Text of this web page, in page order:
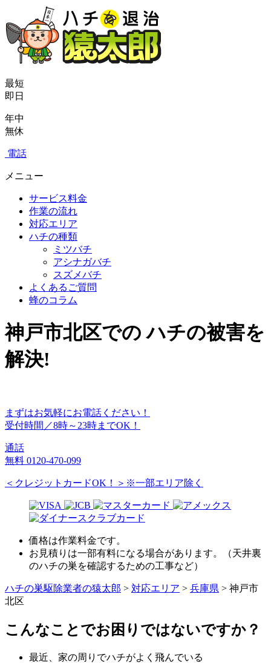
最短
即日
年中
無休
電話
メニュー
サービス料金
作業の流れ
対応エリア
ハチの種類
ミツバチ
アシナガバチ
スズメバチ
よくあるご質問
蜂のコラム
神戸市北区での ハチの被害を
解決!
まずはお気軽にお電話ください！
受付時間／8時～23時までOK！
通話
無料 0120-470-099
＜クレジットカードOK！＞※一部エリア除く
価格は作業料金です。
お見積りは一部有料になる場合があります。（天井裏
のハチの巣を確認するための工事など）
ハチの巣駆除業者の猿太郎 > 対応エリア > 兵庫県 > 神戸市
北区
こんなことでお困りではないですか？
最近、家の周りでハチがよく飛んでいる